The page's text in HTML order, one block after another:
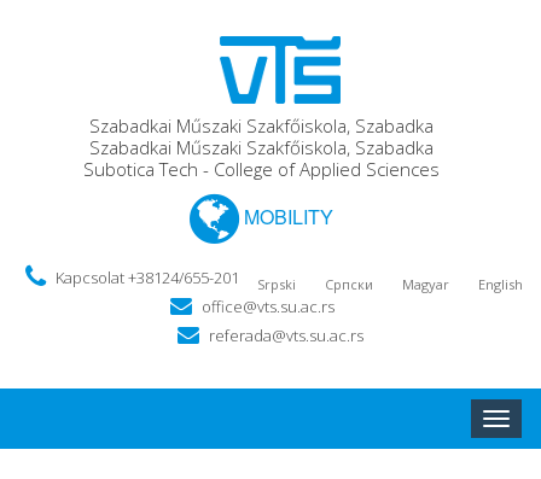
Szabadkai Műszaki Szakfőiskola, Szabadka
Szabadkai Műszaki Szakfőiskola, Szabadka
Subotica Tech - College of Applied Sciences
MOBILITY
Srpski Српски Magyar English
Kapcsolat +38124/655-201
office@vts.su.ac.rs
referada@vts.su.ac.rs
Toggle